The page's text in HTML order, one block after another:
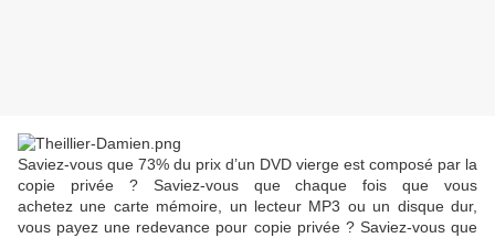
Saviez-vous que 73% du prix d’un DVD vierge est composé par la
copie privée ? Saviez-vous que chaque fois que vous
achetez une carte mémoire, un lecteur MP3 ou un disque dur,
vous payez une redevance pour copie privée ? Saviez-vous que